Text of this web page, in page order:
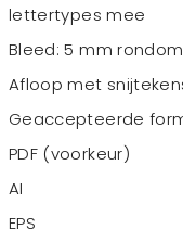
lettertypes mee
Bleed: 5 mm rondom
Afloop met
Geaccepteerde
PDF (voorkeur)
AI
EPS